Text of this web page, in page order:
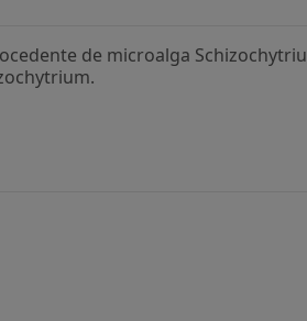
de microalga